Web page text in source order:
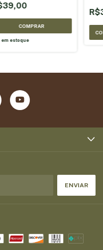
em estoque